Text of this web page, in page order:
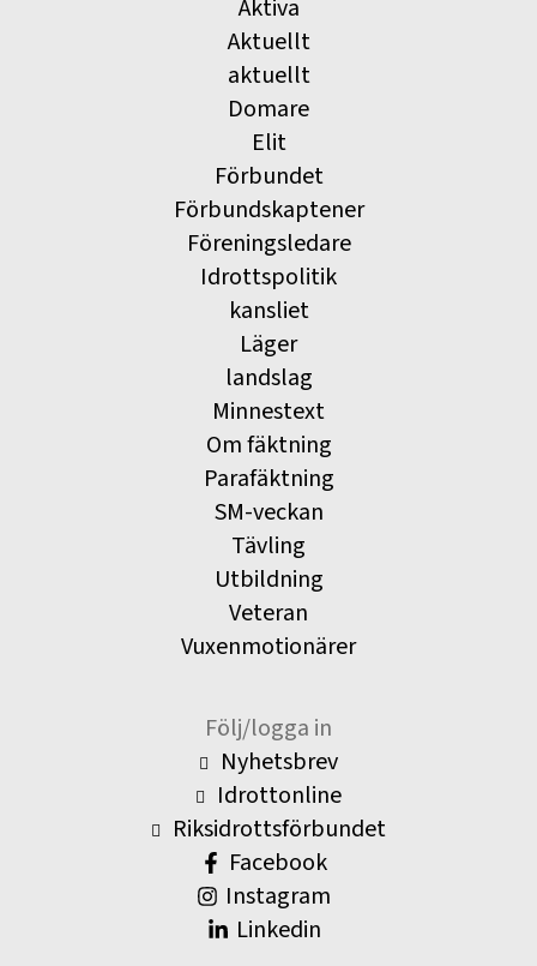
Aktiva
Aktuellt
aktuellt
Domare
Elit
Förbundet
Förbundskaptener
Föreningsledare
Idrottspolitik
kansliet
Läger
landslag
Minnestext
Om fäktning
Parafäktning
SM-veckan
Tävling
Utbildning
Veteran
Vuxenmotionärer
Följ/logga in
Nyhetsbrev
Idrottonline
Riksidrottsförbundet
Facebook
Instagram
Linkedin